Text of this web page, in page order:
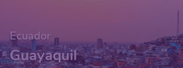
Ecuador
Guayaquil